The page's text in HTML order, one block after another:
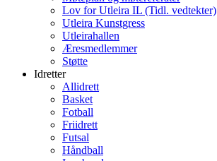
Lov for Utleira IL (Tidl. vedtekter)
Utleira Kunstgress
Utleirahallen
Æresmedlemmer
Støtte
Idretter
Allidrett
Basket
Fotball
Friidrett
Futsal
Håndball